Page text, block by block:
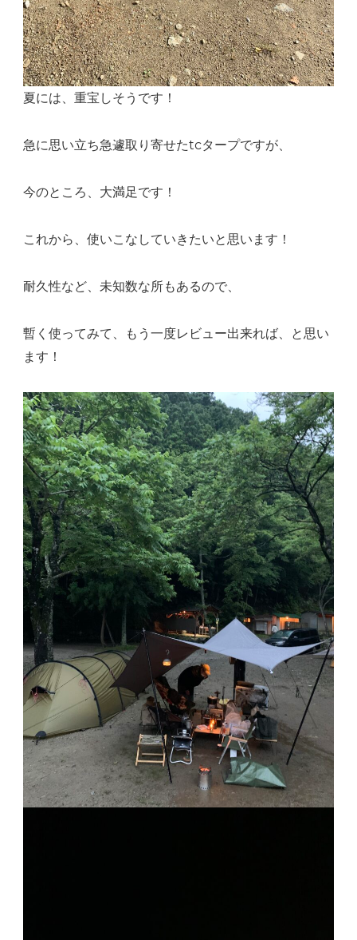
夏には、重宝しそうです！
急に思い立ち急遽取り寄せたtcタープですが、
今のところ、大満足です！
これから、使いこなしていきたいと思います！
耐久性など、未知数な所もあるので、
暫く使ってみて、もう一度レビュー出来れば、と思い
ます！